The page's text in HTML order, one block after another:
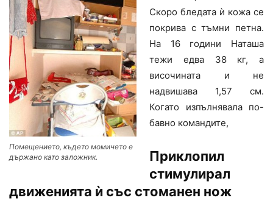
Помещението, където момичето е
държано като заложник.
Скоро бледата ѝ кожа се
покрива с тъмни петна.
На 16 години Наташа
тежи едва 38 кг, а
височината и не
надвишава 1,57 см.
Когато изпълнявала по-
бавно командите,
Приклопил
стимулирал
движенията ѝ със стоманен нож